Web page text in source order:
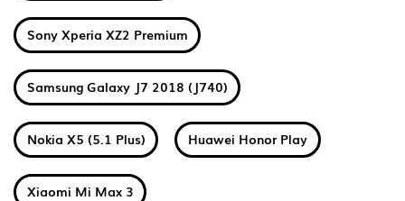
Sony Xperia XZ2 Premium
Samsung Galaxy J7 2018 (J740)
Nokia X5 (5.1 Plus) Huawei Honor Play
Xiaomi Mi Max 3